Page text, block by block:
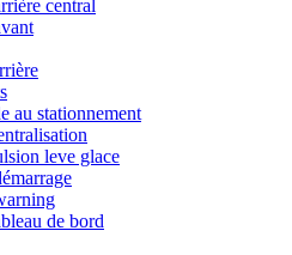
central
au stationnement
leve glace
de bord